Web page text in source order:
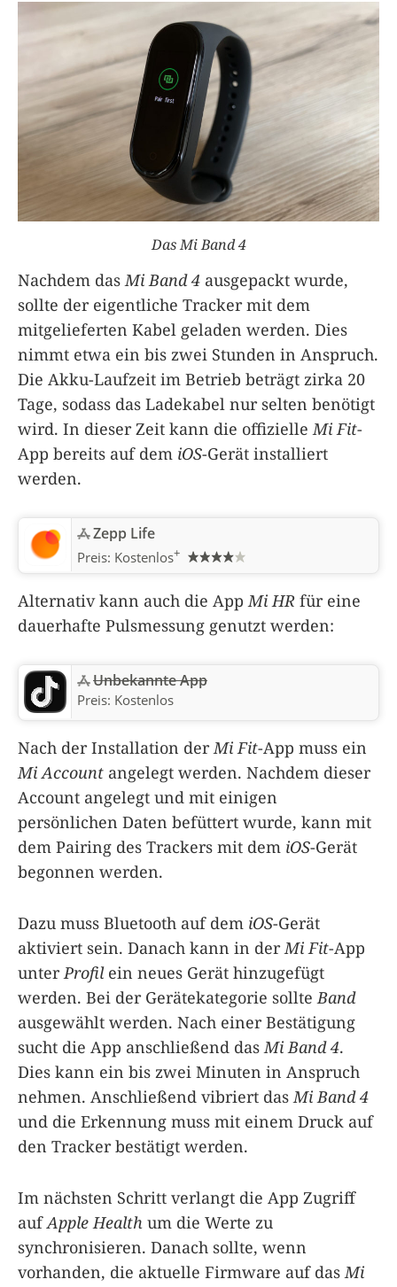
Das Mi Band 4
Nachdem dasMi Band 4 ausgepackt wurde,
sollte der eigentliche Tracker mit dem
mitgelieferten Kabel geladen werden. Dies
nimmt etwa ein bis zwei Stunden in Anspruch.
Die Akku-Laufzeit im Betrieb beträgt zirka 20
Tage, sodass das Ladekabel nur selten benötigt
wird. In dieser Zeit kann die offizielleMi Fit-
App bereits auf dem iOS-Gerät installiert
werden.
Zepp Life
Preis: Kostenlos+
Alternativ kann auch die AppMi HR für eine
dauerhafte Pulsmessung genutzt werden:
Unbekannte App
Preis: Kostenlos
Nach der Installation derMi Fit-App muss ein
Mi Account angelegt werden. Nachdem dieser
Account angelegt und mit einigen
persönlichen Daten befüttert wurde, kann mit
dem Pairing des Trackers mit dem iOS-Gerät
begonnen werden.
Dazu muss Bluetooth auf dem iOS-Gerät
aktiviert sein. Danach kann in derMi Fit-App
unterProfilein neues Gerät hinzugefügt
werden. Bei der Gerätekategorie sollteBand
ausgewählt werden. Nach einer Bestätigung
sucht die App anschließend dasMi Band 4.
Dies kann ein bis zwei Minuten in Anspruch
nehmen. Anschließend vibriert dasMi Band 4
und die Erkennung muss mit einem Druck auf
den Tracker bestätigt werden.
Im nächsten Schritt verlangt die App Zugriff
aufApple Health um die Werte zu
synchronisieren. Danach sollte, wenn
vorhanden, die aktuelle Firmware auf dasMi